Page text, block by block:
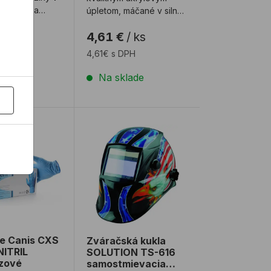
a
úpletom, máčané v silnej
protišmyková úprav ...
4,61 € / ks
4,61€ s DPH
Na sklade
Canis CXS STERN NITRIL jednorazové
Canis CXS
Zváračská kukla SOLUTION TS-616
Zváračská kukla
SOLUTION TS-616
samostmievacia